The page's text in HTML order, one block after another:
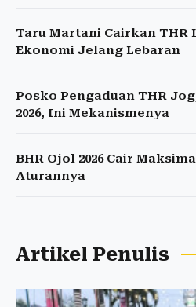
Taru Martani Cairkan THR
Ekonomi Jelang Lebaran
Posko Pengaduan THR
2026, Ini Mekanismenya
BHR Ojol 2026 Cair
Aturannya
Artikel Penulis